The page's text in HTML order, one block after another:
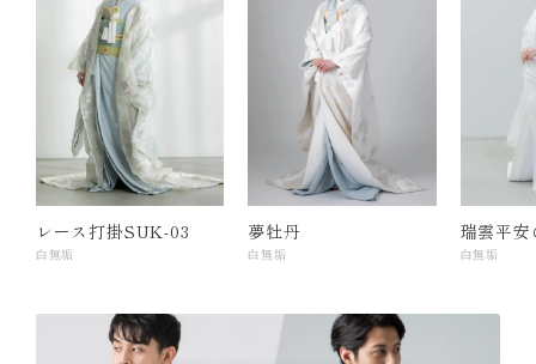
レース打掛SUK-03
白無垢
夢牡丹
白無垢
瑞雲平安
白無垢